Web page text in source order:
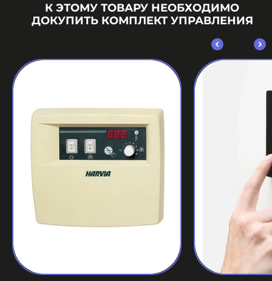
К ЭТОМУ ТОВАРУ НЕОБХОДИМО
ДОКУПИТЬ КОМПЛЕКТ УПРАВЛЕНИЯ